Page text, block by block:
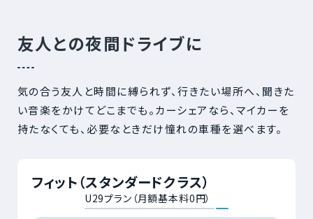
友人との夜間ドライブに
気の合う友人と時間に縛られず、行きたい場所へ、聞きた
い音楽をかけてどこまでも。カーシェアなら、マイカーを
持たなくても、必要なときだけ憧れの車種を選べます。
フィット（スタンダードクラス）
U29プラン（月額基本料0円）